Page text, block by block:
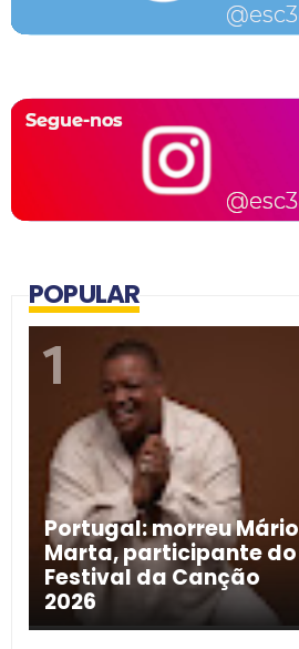
POPULAR
Portugal: morreu Mário
Marta, participante do
Festival da Canção
2026